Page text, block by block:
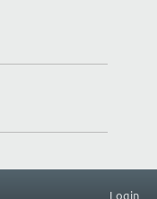
Login